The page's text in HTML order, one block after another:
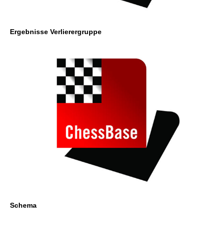
Ergebnisse Verlierergruppe
Schema